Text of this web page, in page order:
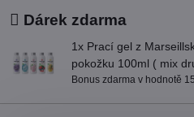
Dárek zdarma
1x Prací gel z
pokožku 100ml ( mix
Bonus zdarma v hodnotě